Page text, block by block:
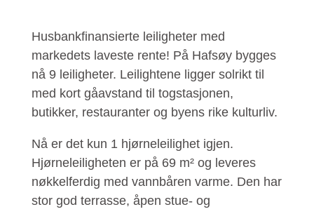
Husbankfinansierte leiligheter med
markedets laveste rente! På Hafsøy bygges
nå 9 leiligheter. Leilightene ligger solrikt til
med kort gåavstand til togstasjonen,
butikker, restauranter og byens rike kulturliv.
Nå er det kun 1 hjørneleilighet igjen.
Hjørneleiligheten er på 69 m² og leveres
nøkkelferdig med vannbåren varme. Den har
stor god terrasse, åpen stue- og